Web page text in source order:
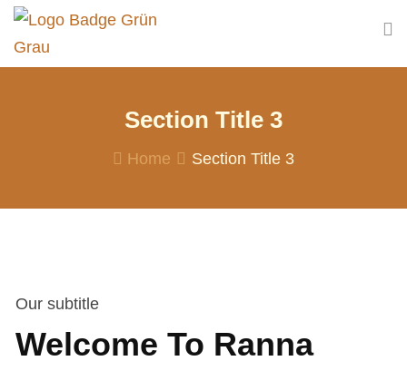
Section Title 3
Home Section Title 3
Our subtitle
Welcome To Ranna